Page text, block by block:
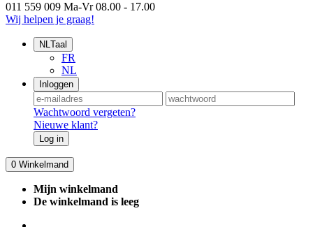
011 559 009 Ma-Vr 08.00 - 17.00
Wij helpen je graag!
NLTaal
FR
NL
Inloggen
Wachtwoord vergeten?
Nieuwe klant?
Log in
0 Winkelmand
Mijn winkelmand
De winkelmand is leeg